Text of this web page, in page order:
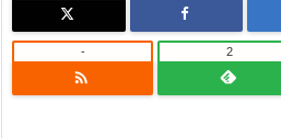

- 2